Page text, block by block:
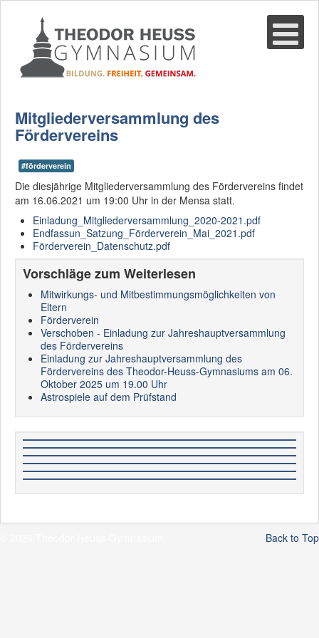
Mitgliederversammlung des
Fördervereins
#förderverein
Die diesjährige Mitgliederversammlung des Fördervereins findet
am 16.06.2021 um 19:00 Uhr in der Mensa statt.
Einladung_Mitgliederversammlung_2020-2021.pdf
Endfassun_Satzung_Förderverein_Mai_2021.pdf
Förderverein_Datenschutz.pdf
Vorschläge zum Weiterlesen
Mitwirkungs- und Mitbestimmungsmöglichkeiten von
Eltern
Förderverein
Verschoben - Einladung zur Jahreshauptversammlung
des Fördervereins
Einladung zur Jahreshauptversammlung des
Fördervereins des Theodor-Heuss-Gymnasiums am 06.
Oktober 2025 um 19.00 Uhr
Astrospiele auf dem Prüfstand
Back to Top